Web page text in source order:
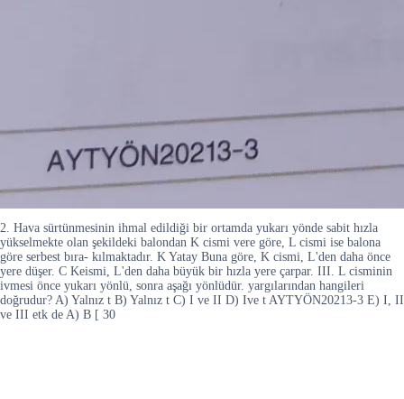
2. Hava sürtünmesinin ihmal edildiği bir ortamda yukarı yönde sabit hızla
yükselmekte olan şekildeki balondan K cismi vere göre, L cismi ise balona
göre serbest bıra- kılmaktadır. K Yatay Buna göre, K cismi, L'den daha önce
yere düşer. C Keismi, L'den daha büyük bir hızla yere çarpar. III. L cisminin
ivmesi önce yukarı yönlü, sonra aşağı yönlüdür. yargılarından hangileri
doğrudur? A) Yalnız t B) Yalnız t C) I ve II D) Ive t AYTYÖN20213-3 E) I, II
ve III etk de A) B [ 30